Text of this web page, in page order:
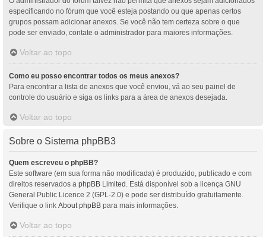
especificando no fórum que você esteja postando ou que apenas certos
grupos possam adicionar anexos. Se você não tem certeza sobre o que
pode ser enviado, contate o administrador para maiores informações.
Voltar ao topo
Como eu posso encontrar todos os meus anexos?
Para encontrar a lista de anexos que você enviou, vá ao seu painel de
controle do usuário e siga os links para a área de anexos desejada.
Voltar ao topo
Sobre o Sistema phpBB3
Quem escreveu o phpBB?
Este software (em sua forma não modificada) é produzido, publicado e com
direitos reservados a phpBB Limited . Está disponível sob a licença GNU
General Public Licence 2 (GPL-2.0) e pode ser distribuído gratuitamente.
Verifique o link About phpBB para mais informações.
Voltar ao topo